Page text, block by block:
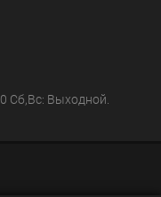
Сб,Вс: Выходной.